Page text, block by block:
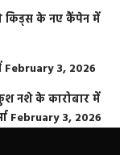
किड्स के नए कैंपेन में
February 3, 2026
नशे के कारोबार में
February 3, 2026